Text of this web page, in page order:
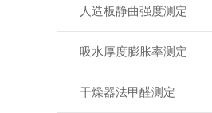
人造板静曲强度测定
吸水厚度膨胀率测定
干燥器法甲醛测定